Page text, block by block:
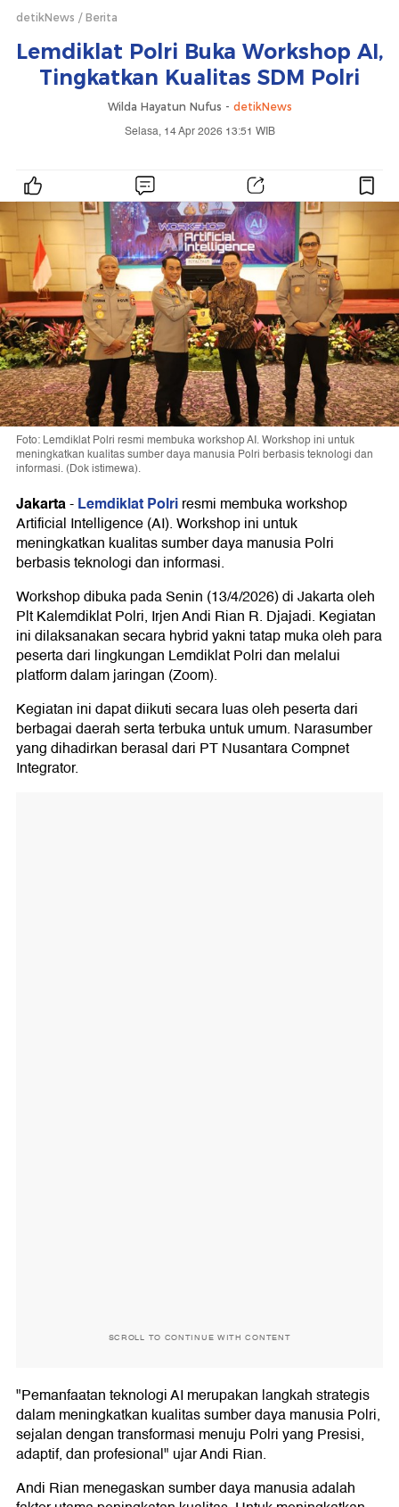
detikNews Berita
Lemdiklat Polri Buka Workshop AI,
Tingkatkan Kualitas SDM Polri
Wilda Hayatun Nufus - detikNews
Selasa, 14 Apr 2026 13:51 WIB
Foto: Lemdiklat Polri resmi membuka workshop AI. Workshop ini untuk
meningkatkan kualitas sumber daya manusia Polri berbasis teknologi dan
informasi. (Dok istimewa).
Jakarta-Lemdiklat Polriresmi membuka workshop
Artificial Intelligence (AI). Workshop ini untuk
meningkatkan kualitas sumber daya manusia Polri
berbasis teknologi dan informasi.
Workshop dibuka pada Senin (13/4/2026) di Jakarta oleh
Plt Kalemdiklat Polri, Irjen Andi Rian R. Djajadi. Kegiatan
ini dilaksanakan secara hybrid yakni tatap muka oleh para
peserta dari lingkungan Lemdiklat Polri dan melalui
platform dalam jaringan (Zoom).
Kegiatan ini dapat diikuti secara luas oleh peserta dari
berbagai daerah serta terbuka untuk umum. Narasumber
yang dihadirkan berasal dari PT Nusantara Compnet
Integrator.
SCROLL TO CONTINUE WITH CONTENT
"Pemanfaatan teknologi AI merupakan langkah strategis
dalam meningkatkan kualitas sumber daya manusia Polri,
sejalan dengan transformasi menuju Polri yang Presisi,
adaptif, dan profesional" ujar Andi Rian.
Andi Rian menegaskan sumber daya manusia adalah